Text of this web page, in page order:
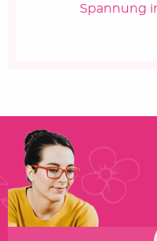
Nächster
Spannung